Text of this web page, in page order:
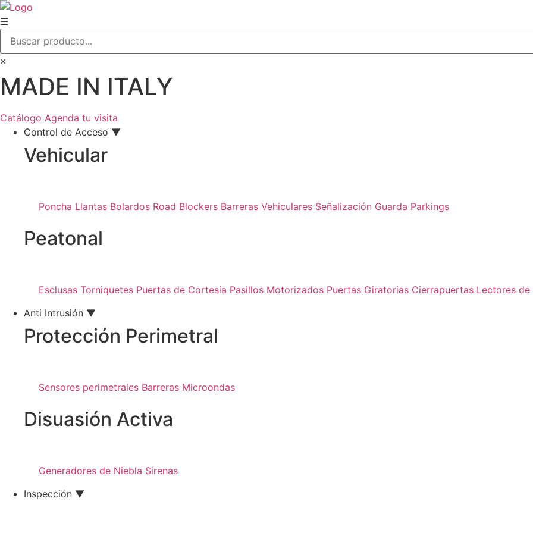
Ir
al
contenido
☰
×
MADE IN ITALY
Catálogo Agenda tu visita
Control de Acceso ▼
Vehicular
Poncha Llantas Bolardos Road Blockers Barreras Vehiculares Señalización Guarda Parkings
Peatonal
Esclusas Torniquetes Puertas de Cortesía Pasillos Motorizados Puertas Giratorias Cierrapuertas Lectores
Anti Intrusión ▼
Protección Perimetral
Sensores perimetrales Barreras Microondas
Disuasión Activa
Generadores de Niebla Sirenas
Inspección ▼